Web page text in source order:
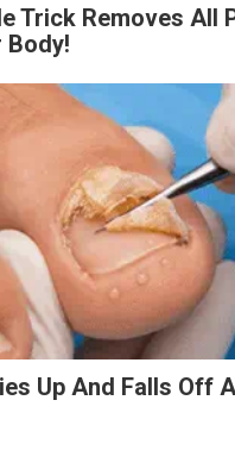
Trick Removes All
Body!
Up And Falls Off